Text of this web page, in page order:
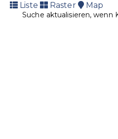
Liste
Raster Map
Suche aktualisieren, wenn